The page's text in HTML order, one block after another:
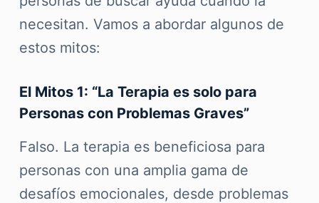
necesitan. Vamos a abordar algunos de
estos mitos:
El Mitos 1: “La Terapia es solo para
Personas con Problemas Graves”
Falso. La terapia es beneficiosa para
personas con una amplia gama de
desafíos emocionales, desde problemas